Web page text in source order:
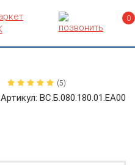
0
(5)
Артикул: ВС.Б.080.180.01.ЕА00